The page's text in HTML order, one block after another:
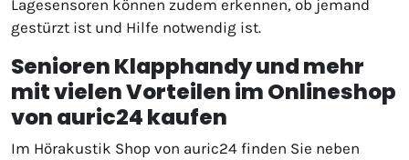
Lagesensoren können zudem erkennen, ob jemand
gestürzt ist und Hilfe notwendig ist.
Senioren Klapphandy und mehr
mit vielen Vorteilen im Onlineshop
von auric24 kaufen
Im Hörakustik Shop von auric24 finden Sie neben